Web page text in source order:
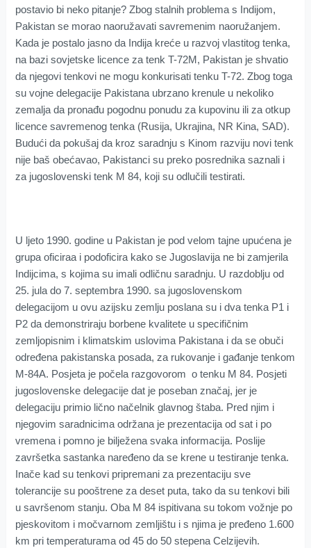
postavio bi neko pitanje? Zbog stalnih problema s Indijom,
Pakistan se morao naoružavati savremenim naoružanjem.
Kada je postalo jasno da Indija kreće u razvoj vlastitog tenka,
na bazi sovjetske licence za tenk T-72M, Pakistan je shvatio
da njegovi tenkovi ne mogu konkurisati tenku T-72. Zbog toga
su vojne delegacije Pakistana ubrzano krenule u nekoliko
zemalja da pronađu pogodnu ponudu za kupovinu ili za otkup
licence savremenog tenka (Rusija, Ukrajina, NR Kina, SAD).
Budući da pokušaj da kroz saradnju s Kinom razviju novi tenk
nije baš obećavao, Pakistanci su preko posrednika saznali i
za jugoslovenski tenk M 84, koji su odlučili testirati.
U ljeto 1990. godine u Pakistan je pod velom tajne upućena je
grupa oficiraa i podoficira kako se Jugoslavija ne bi zamjerila
Indijcima, s kojima su imali odličnu saradnju. U razdoblju od
25. jula do 7. septembra 1990. sa jugoslovenskom
delegacijom u ovu azijsku zemlju poslana su i dva tenka P1 i
P2 da demonstriraju borbene kvalitete u specifičnim
zemljopisnim i klimatskim uslovima Pakistana i da se obuči
određena pakistanska posada, za rukovanje i gađanje tenkom
M-84A. Posjeta je počela razgovorom o tenku M 84. Posjeti
jugoslovenske delegacije dat je poseban značaj, jer je
delegaciju primio lično načelnik glavnog štaba. Pred njim i
njegovim saradnicima održana je prezentacija od sat i po
vremena i pomno je bilježena svaka informacija. Poslije
završetka sastanka naređeno da se krene u testiranje tenka.
Inače kad su tenkovi pripremani za prezentaciju sve
tolerancije su pooštrene za deset puta, tako da su tenkovi bili
u savršenom stanju. Oba M 84 ispitivana su tokom vožnje po
pjeskovitom i močvarnom zemljištu i s njima je pređeno 1.600
km pri temperaturama od 45 do 50 stepena Celzijevih.